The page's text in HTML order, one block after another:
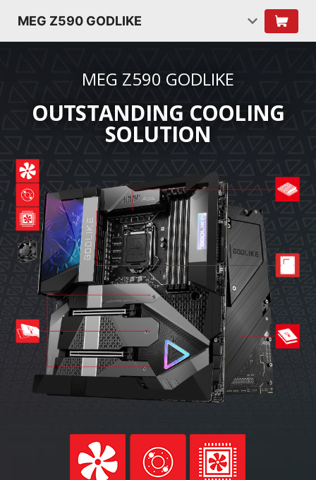
MEG Z590 GODLIKE
MEG Z590 GODLIKE
OUTSTANDING COOLING
SOLUTION